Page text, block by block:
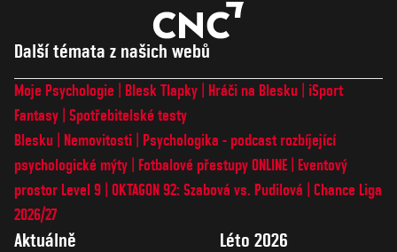
Další témata z našich webů
Moje Psychologie Blesk Tlapky Hráči na Blesku
iSport
Fantasy Spotřebitelské testy
Blesku
Nemovitosti
Psychologika - podcast rozbíjející
psychologické mýty
Fotbalové přestupy ONLINE
Eventový
prostor Level 9 OKTAGON 92: Szabová vs. Pudilová
Chance Liga
2026/27
Aktuálně Léto 2026